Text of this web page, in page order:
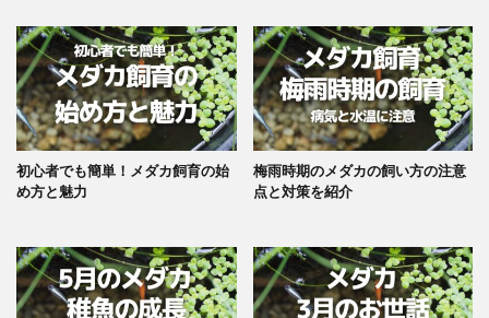
初心者でも簡単！メダカ飼育の始
め方と魅力
梅雨時期のメダカの飼い方の注意
点と対策を紹介